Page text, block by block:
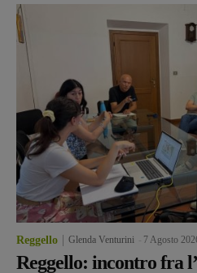
Reggello Glenda Venturini 7 Agosto
Reggello: incontro fra